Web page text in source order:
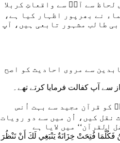
لحاظ سے آپؑ سے واقعاتِ کربلا
نے بھرپور اظہار کیا ہے،
طالب مشہور تابعی ہیں، آپ
سے مروی احادیث کو اصح
آپ کفالت فرمایا کرتے تھے۔
کو قرآن مجید سے بہت اُنس
نقل کیں، اُن میں سے دو رویات
القرآن‘‘ میں لایا ہے
فُتِحَتْ خِزَانَةٌ يَنْبَغِي لَكَ أَنْ تَنْظُرَ